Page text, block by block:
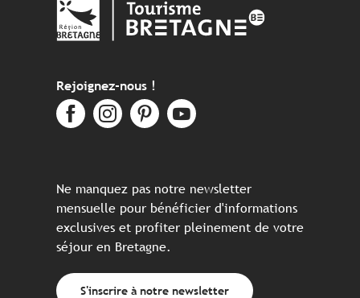
Rejoignez-nous !
Ne manquez pas notre newsletter
mensuelle pour bénéficier d'informations
exclusives et profiter pleinement de votre
séjour en Bretagne.
S'inscrire à notre newsletter